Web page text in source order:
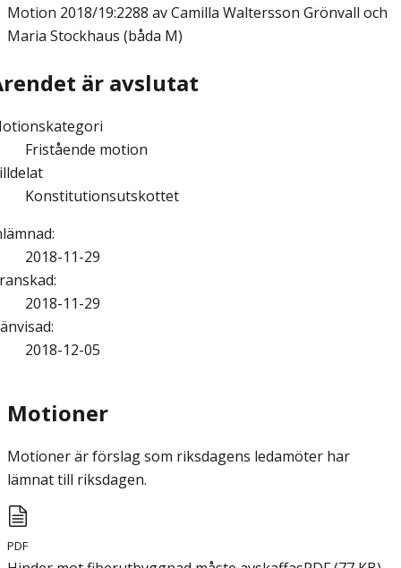
Motion 2018/19:2288 av Camilla Waltersson Grönvall och
Maria Stockhaus (båda M)
är avslutat
Fristående motion
Konstitutionsutskottet
:
2018-11-29
:
2018-11-29
:
2018-12-05
Motioner
Motioner är förslag som riksdagens ledamöter har
lämnat till riksdagen.
PDF